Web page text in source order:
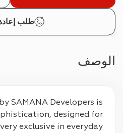
طلب
الوصف
SAMANA Developers is
designed for
exclusive in everyday